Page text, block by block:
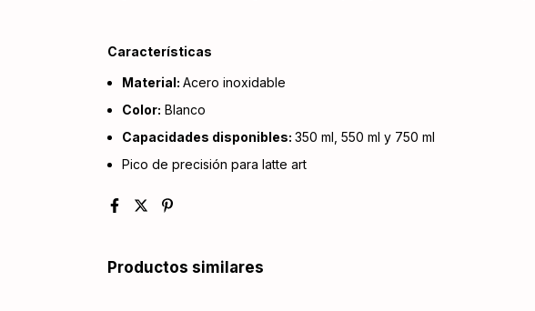
Características
Material: Acero inoxidable
Color: Blanco
Capacidades disponibles: 350 ml, 550 ml y 750 ml
Pico de precisión para latte art
Productos similares